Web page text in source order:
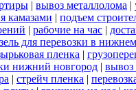
| вывоз металлолома |
камазами | подъем
| рабочие на час |
для перевозки в
пленка |
нижний новгород | вывоз
| стрейч пленка |